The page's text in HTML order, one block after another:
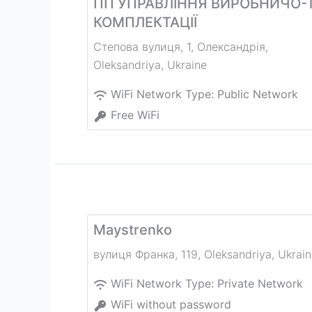
ПП УПРАВЛІННЯ ВИРОБНИЧО-
КОМПЛЕКТАЦІЇ
Степова вулиця, 1, Олександрія,
Oleksandriya, Ukraine
WiFi Network Type: Public Network
Free WiFi
Maystrenko
вулиця Франка, 119, Oleksandriya,
WiFi Network Type: Private Network
WiFi without password